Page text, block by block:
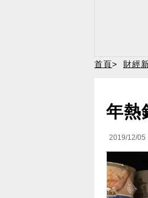
首頁> 財經
年熱
2019/12/05